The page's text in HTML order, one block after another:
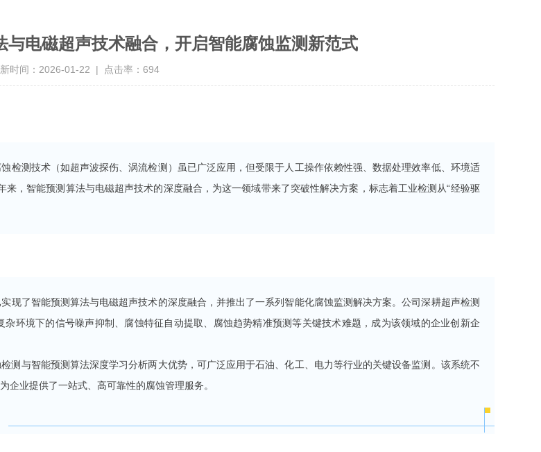
电磁超声技术融合，开启智能腐蚀监测新范式
时间：2026-01-22 | 点击率：694
检测技术（如超声波探伤、涡流检测）虽已广泛应用，但受限于人工操作依赖性强、数据处理效率低、环境适
，智能预测算法与电磁超声技术的深度融合，为这一领域带来了突破性解决方案，标志着工业检测从“经验驱
现了智能预测算法与电磁超声技术的深度融合，并推出了一系列智能化腐蚀监测解决方案。公司深耕超声检测
环境下的信号噪声抑制、腐蚀特征自动提取、腐蚀趋势精准预测等关键技术难题，成为该领域的企业创新企
与智能预测算法深度学习分析两大优势，可广泛应用于石油、化工、电力等行业的关键设备监测。该系统不
业提供了一站式、高可靠性的腐蚀管理服务。